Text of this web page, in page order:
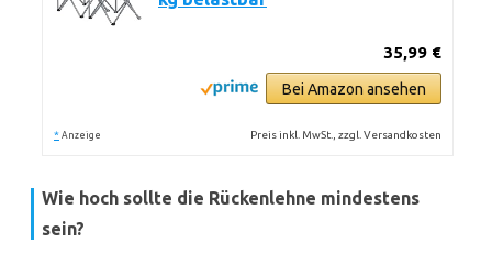
35,99 €
Bei Amazon ansehen
* Anzeige Preis inkl. MwSt., zzgl. Versandkosten
Wie hoch sollte die Rückenlehne mindestens
sein?